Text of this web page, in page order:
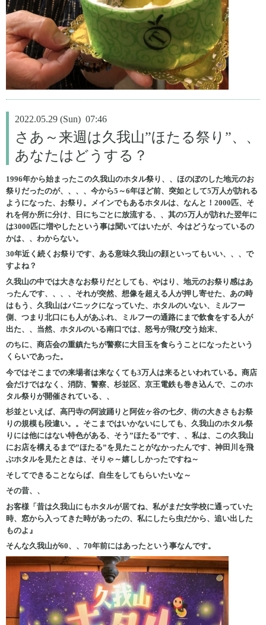
2022.05.29 (Sun) 07:46
さあ～来週は久我山”ほたる祭り”、、
あなたはどうする？
1996年から始まったこの久我山のホタル祭り、、ほのぼのした地元のお
祭りだったのが、、、、今から5～6年ほど前、突如として5万人が訪れる
ようになった、お祭り。メインでもあるホタルは、なんと！2000匹、そ
れを何か所に分け、日にちごとに放流する、、其の5万人が訪れた翌年に
は3000匹に増やしたという事は聞いてはいたが、今はどうなっているの
かは、、わからない。
30年近く続くお祭りです、ある意味久我山の顔といってもいい、、、で
すよね？
久我山の中では大きなお祭りだとしても、やはり、地元のお祭り感はあ
ったんです、、、、それが突然、想像を超える人が押し寄せた、あの時
はもう、久我山はパニックになっていた、ホタルのいない、ミルフー
側、つまり北口にも人があふれ、ミルフーの通路にまで飲食をする人が
出た、、当然、ホタルのいる南口では、怒号が飛び交う始末、
のちに、商店会の重鎮たちが警察に大目玉を食らうことになったという
くらいであった。
今ではそこまでの来場者は来なくても3万人は来るといわれている。商店
会だけではなく、消防、警察、杉並区、京王電鉄も巻き込んで、このホ
タル祭りが開催されている、、
杉並といえば、高円寺の阿波踊りと阿佐ヶ谷の七夕、街の大きさもお祭
りの規模も段違い。。そこまではいかないにしても、久我山のホタル祭
りには他にはない特色がある、そう”ほたる”です、、私は、この久我山
にお店を構えるまで”ほたる”を見たことがなかったんです、神田川を飛
ぶホタルを見たときは、そりゃ～嬉ししかったですね～
そしてできることならば、自生をしてもらいたいな～
その昔、、
お客様「昔は久我山にもホタルが居てね、私がまだ女学校に通っていた
時、窓から入ってきた時があったの、私にしたら虫だから、追い出した
ものよ』
そんな久我山が60、、70年前にはあったという事なんです。